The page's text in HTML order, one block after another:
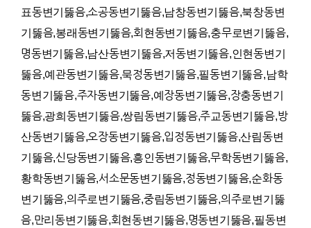
표동변기뚫음,소공동변기뚫음,남창동변기뚫음,북창동변
기뚫음,봉래동변기뚫음,회현동변기뚫음,충무로변기뚫음,
명동변기뚫음,남산동변기뚫음,저동변기뚫음,인현동변기
뚫음,예관동변기뚫음,묵정동변기뚫음,필동변기뚫음,남학
동변기뚫음,주자동변기뚫음,예장동변기뚫음,장충동변기
뚫음,광희동변기뚫음,쌍림동변기뚫음,주교동변기뚫음,방
산동변기뚫음,오장동변기뚫음,입정동변기뚫음,산림동변
기뚫음,신당동변기뚫음,흥인동변기뚫음,무학동변기뚫음,
황학동변기뚫음,서소문동변기뚫음,정동변기뚫음,순화동
변기뚫음,의주로변기뚫음,중림동변기뚫음,의주로변기뚫
음,만리동변기뚫음,회현동변기뚫음,명동변기뚫음,필동변